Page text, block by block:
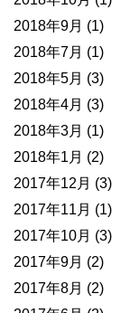
2018年9月 (1)
2018年7月 (1)
2018年5月 (3)
2018年4月 (3)
2018年3月 (1)
2018年1月 (2)
2017年12月 (3)
2017年11月 (1)
2017年10月 (3)
2017年9月 (2)
2017年8月 (2)